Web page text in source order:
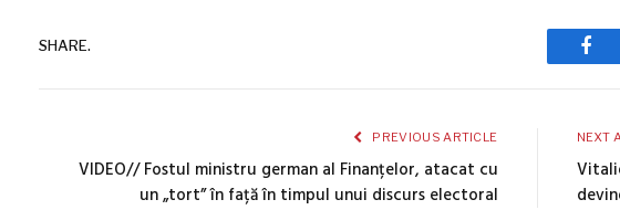
SHARE.
PREVIOUS ARTICLE
VIDEO// Fostul ministru german al Finanțelor, atacat cu
un „tort” în față în timpul unui discurs electoral
NEXT